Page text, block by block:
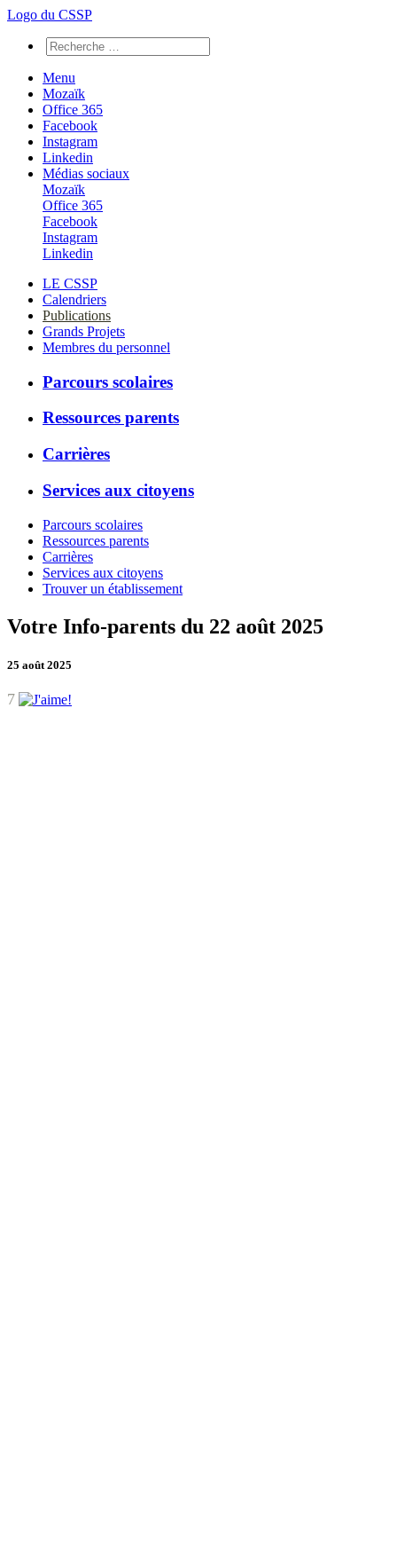
Logo du CSSP
Menu
Mozaïk
Office 365
Facebook
Instagram
Linkedin
Médias sociaux
Mozaïk
Office 365
Facebook
Instagram
Linkedin
LE CSSP
Calendriers
Publications
Grands Projets
Membres du personnel
Parcours scolaires
Ressources parents
Carrières
Services aux citoyens
Parcours scolaires
Ressources parents
Carrières
Services aux citoyens
Trouver un établissement
Votre Info-parents du 22 août 2025
25 août 2025
7